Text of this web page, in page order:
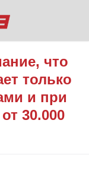
что
только
и при
30.000